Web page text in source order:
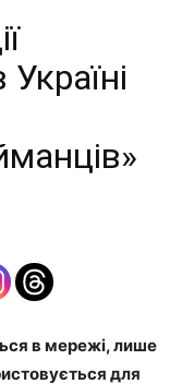
в мережі, лише
для